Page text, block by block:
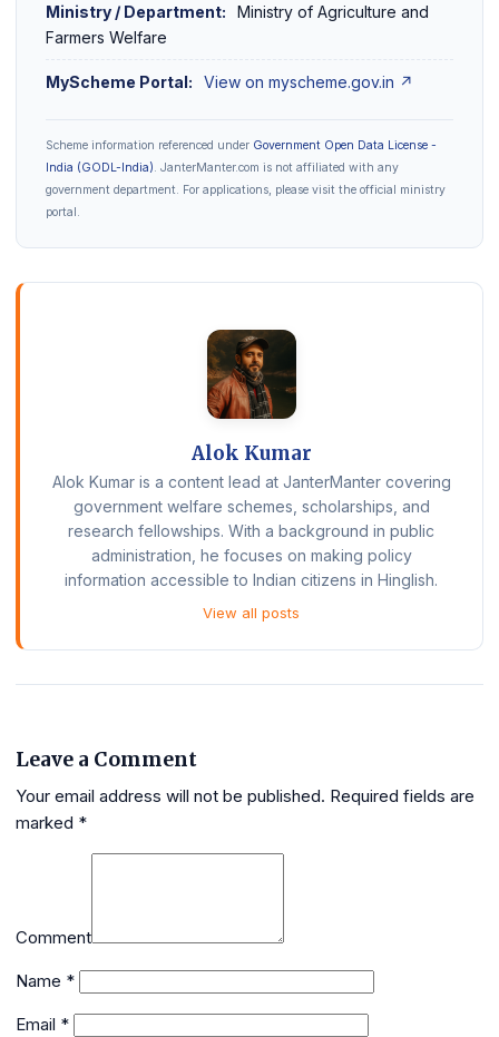
Ministry / Department:
Ministry of Agriculture and
Farmers Welfare
MyScheme Portal: View on myscheme.gov.in ↗
Scheme information referenced under Government Open Data License -
India (GODL-India). JanterManter.com is not affiliated with any
government department. For applications, please visit the official ministry
portal.
Alok Kumar
Alok Kumar is a content lead at JanterManter covering
government welfare schemes, scholarships, and
research fellowships. With a background in public
administration, he focuses on making policy
information accessible to Indian citizens in Hinglish.
View all posts
Leave a Comment
Your email address will not be published. Required fields are
marked *
Comment
Name *
Email *